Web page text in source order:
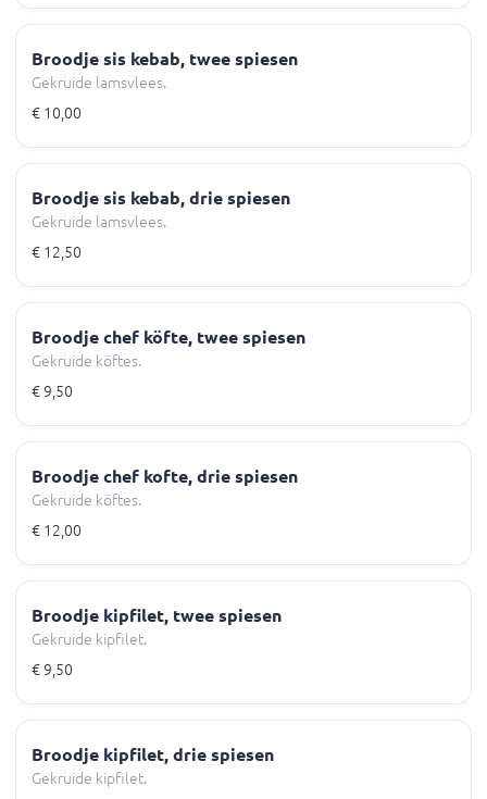
Broodje sis kebab, twee spiesen
Gekruide lamsvlees.
€ 10,00
Broodje sis kebab, drie spiesen
Gekruide lamsvlees.
€ 12,50
Broodje chef köfte, twee spiesen
Gekruide köftes.
€ 9,50
Broodje chef kofte, drie spiesen
Gekruide köftes.
€ 12,00
Broodje kipfilet, twee spiesen
Gekruide kipfilet.
€ 9,50
Broodje kipfilet, drie spiesen
Gekruide kipfilet.